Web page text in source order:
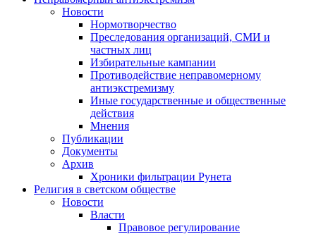
Новости
Нормотворчество
Преследования организаций, СМИ и
частных лиц
Избирательные кампании
Противодействие неправомерному
антиэкстремизму
Иные государственные и общественные
действия
Мнения
Публикации
Документы
Архив
Хроники фильтрации Рунета
Религия в светском обществе
Новости
Власти
Правовое регулирование